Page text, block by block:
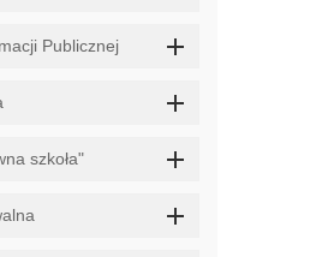
Publicznej
szkoła"